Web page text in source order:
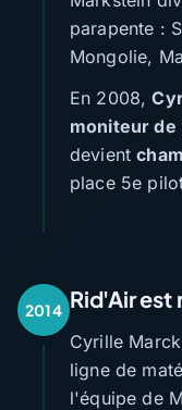
parapente :
Mongolie,
En 2008,
moniteur de
devient
place 5e
2014 Rid'Air est
Cyrille
ligne de
l'équipe de